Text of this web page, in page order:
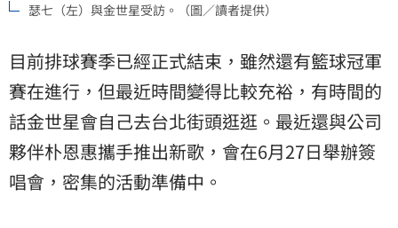
瑟七（左）與金世星受訪。（圖／讀者提供）
目前排球賽季已經正式結束，雖然還有籃球冠軍
賽在進行，但最近時間變得比較充裕，有時間的
話金世星會自己去台北街頭逛逛。最近還與公司
夥伴朴恩惠攜手推出新歌，會在6月27日舉辦簽
唱會，密集的活動準備中。